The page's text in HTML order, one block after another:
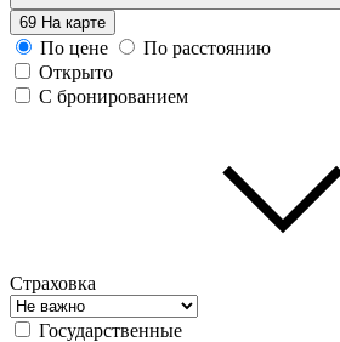
69 На карте
По цене
По расстоянию
Открыто
С бронированием
Страховка
Государственные